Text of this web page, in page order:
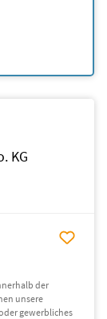
KG
der
unsere
gewerbliches